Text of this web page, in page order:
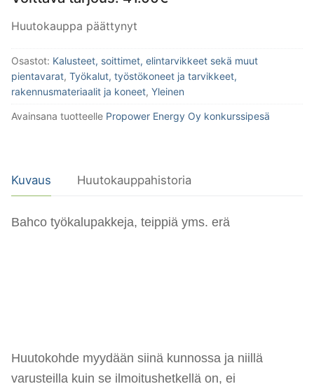
Huutokauppa päättynyt
Osastot: Kalusteet, soittimet, elintarvikkeet sekä muut
pientavarat, Työkalut, työstökoneet ja tarvikkeet,
rakennusmateriaalit ja koneet, Yleinen
Avainsana tuotteelle Propower Energy Oy konkurssipesä
Kuvaus Huutokauppahistoria
Bahco työkalupakkeja, teippiä yms. erä
Huutokohde myydään siinä kunnossa ja niillä
varusteilla kuin se ilmoitushetkellä on, ei